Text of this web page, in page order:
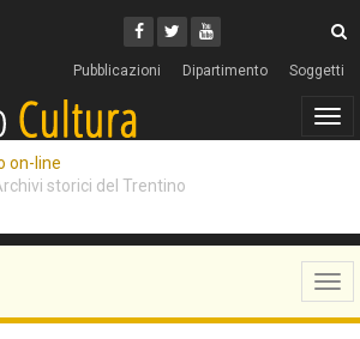
Facebook
Twitter
Youtube
Pubblicazioni Dipartimento Soggetti
on-line
storici del Trentino